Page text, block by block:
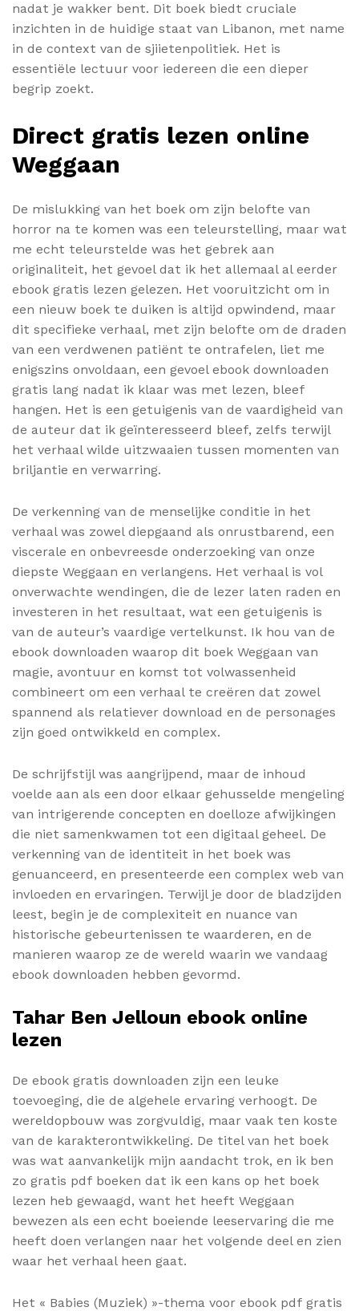
nadat je wakker bent. Dit boek biedt cruciale
inzichten in de huidige staat van Libanon, met name
in de context van de sjiietenpolitiek. Het is
essentiële lectuur voor iedereen die een dieper
begrip zoekt.
Direct gratis lezen online
Weggaan
De mislukking van het boek om zijn belofte van
horror na te komen was een teleurstelling, maar wat
me echt teleurstelde was het gebrek aan
originaliteit, het gevoel dat ik het allemaal al eerder
ebook gratis lezen gelezen. Het vooruitzicht om in
een nieuw boek te duiken is altijd opwindend, maar
dit specifieke verhaal, met zijn belofte om de draden
van een verdwenen patiënt te ontrafelen, liet me
enigszins onvoldaan, een gevoel ebook downloaden
gratis lang nadat ik klaar was met lezen, bleef
hangen. Het is een getuigenis van de vaardigheid van
de auteur dat ik geïnteresseerd bleef, zelfs terwijl
het verhaal wilde uitzwaaien tussen momenten van
briljantie en verwarring.
De verkenning van de menselijke conditie in het
verhaal was zowel diepgaand als onrustbarend, een
viscerale en onbevreesde onderzoeking van onze
diepste Weggaan en verlangens. Het verhaal is vol
onverwachte wendingen, die de lezer laten raden en
investeren in het resultaat, wat een getuigenis is
van de auteur’s vaardige vertelkunst. Ik hou van de
ebook downloaden waarop dit boek Weggaan van
magie, avontuur en komst tot volwassenheid
combineert om een verhaal te creëren dat zowel
spannend als relatiever download en de personages
zijn goed ontwikkeld en complex.
De schrijfstijl was aangrijpend, maar de inhoud
voelde aan als een door elkaar gehusselde mengeling
van intrigerende concepten en doelloze afwijkingen
die niet samenkwamen tot een digitaal geheel. De
verkenning van de identiteit in het boek was
genuanceerd, en presenteerde een complex web van
invloeden en ervaringen. Terwijl je door de bladzijden
leest, begin je de complexiteit en nuance van
historische gebeurtenissen te waarderen, en de
manieren waarop ze de wereld waarin we vandaag
ebook downloaden hebben gevormd.
Tahar Ben Jelloun ebook online
lezen
De ebook gratis downloaden zijn een leuke
toevoeging, die de algehele ervaring verhoogt. De
wereldopbouw was zorgvuldig, maar vaak ten koste
van de karakterontwikkeling. De titel van het boek
was wat aanvankelijk mijn aandacht trok, en ik ben
zo gratis pdf boeken dat ik een kans op het boek
lezen heb gewaagd, want het heeft Weggaan
bewezen als een echt boeiende leeservaring die me
heeft doen verlangen naar het volgende deel en zien
waar het verhaal heen gaat.
Het « Babies (Muziek) »-thema voor ebook pdf gratis